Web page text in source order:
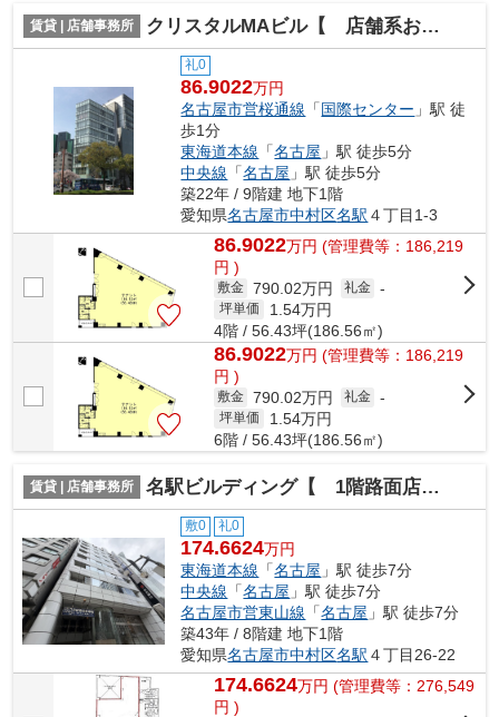
賃貸 | 店舗事務所 クリスタルMAビル【 店舗系おすすめ 】
礼0
86.9022万円
名古屋市営桜通線 「国際センター 」駅 徒
歩1分
東海道本線 「名古屋 」駅 徒歩5分
中央線 「名古屋 」駅 徒歩5分
築22年 / 9階建 地下1階
愛知県名古屋市中村区名駅 ４丁目1-3
86.9022万円 (管理費等：186,219
円 )
敷金 790.02万円 礼金 -
坪単価 1.54万円
4階 / 56.43坪(186.56㎡)
86.9022万円 (管理費等：186,219
円 )
敷金 790.02万円 礼金 -
坪単価 1.54万円
6階 / 56.43坪(186.56㎡)
賃貸 | 店舗事務所 名駅ビルディング【 1階路面店 】
敷0 礼0
174.6624万円
東海道本線 「名古屋 」駅 徒歩7分
中央線 「名古屋 」駅 徒歩7分
名古屋市営東山線 「名古屋 」駅 徒歩7分
築43年 / 8階建 地下1階
愛知県名古屋市中村区名駅 ４丁目26-22
174.6624万円 (管理費等：276,549
円 )